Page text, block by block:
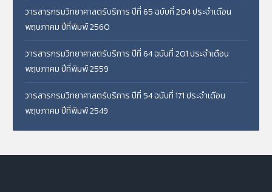
วารสารกรมวิทยาศาสตร์บริการ ปีที่ 65 ฉบับที่ 204 ประจำเดือน
พฤษภาคม ปีที่พิมพ์ 2560
วารสารกรมวิทยาศาสตร์บริการ ปีที่ 64 ฉบับที่ 201 ประจำเดือน
พฤษภาคม ปีที่พิมพ์ 2559
วารสารกรมวิทยาศาสตร์บริการ ปีที่ 54 ฉบับที่ 171 ประจำเดือน
พฤษภาคม ปีที่พิมพ์ 2549